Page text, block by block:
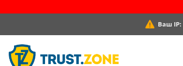
Ваш IP: